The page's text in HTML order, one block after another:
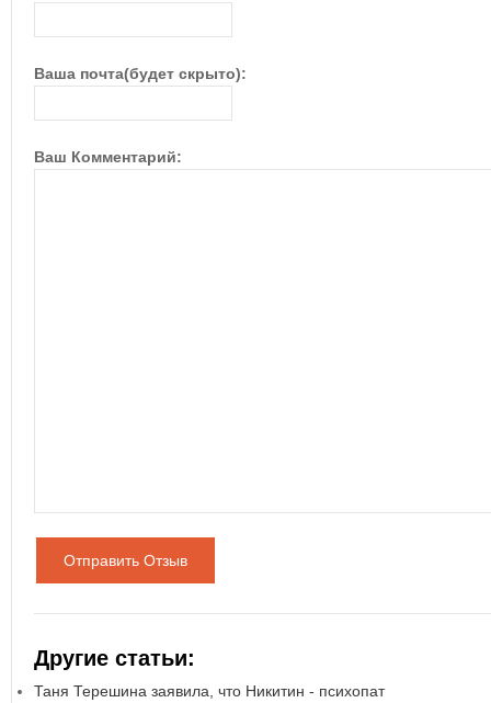
Ваша почта(будет скрыто):
Ваш Комментарий:
Отправить Отзыв
Другие статьи:
Таня Терешина заявила, что Никитин - психопат